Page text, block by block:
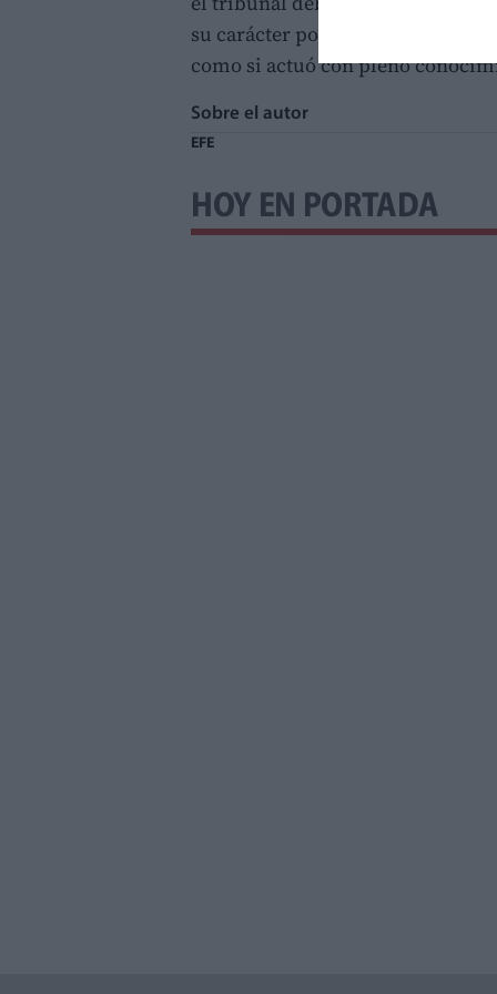
su carácter posesivo, agresivo,
como si actuó con pleno
Sobre el autor
EFE
HOY EN PORTADA